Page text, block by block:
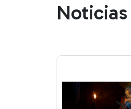
Noticias